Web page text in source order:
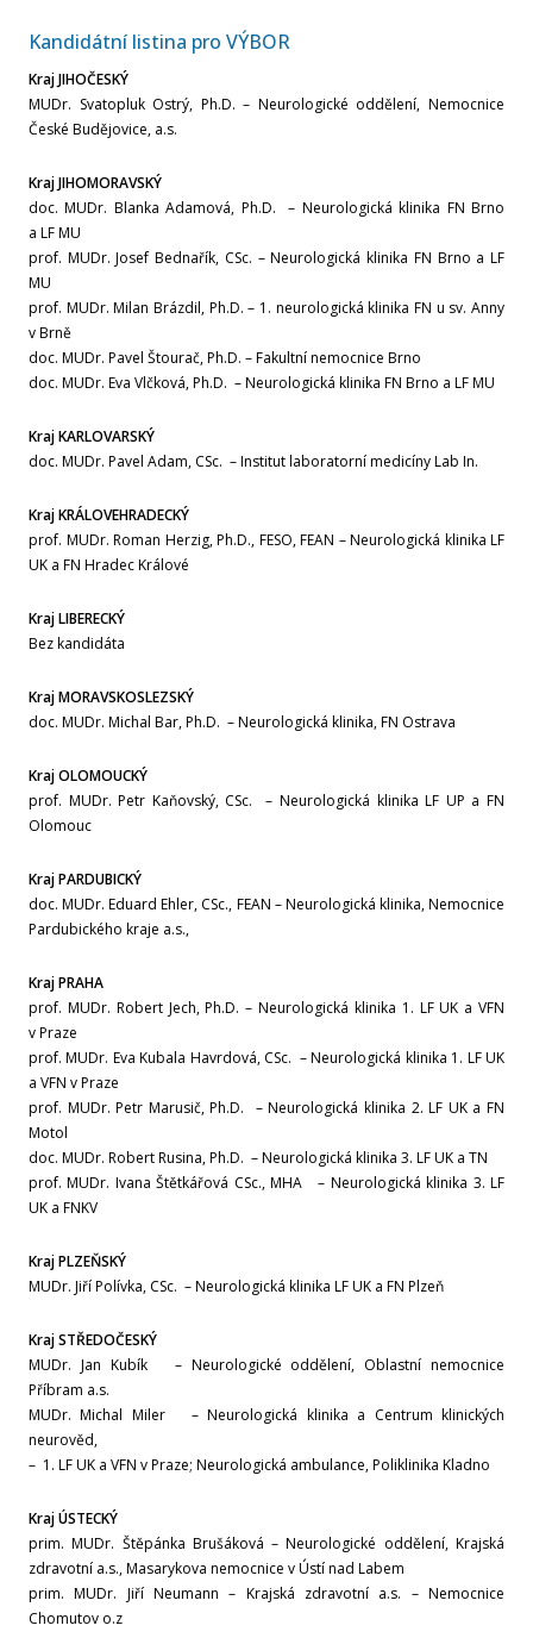
Říjen
Září
Červenec
Červen
Květen
Duben
Únor
Leden
Prosinec
Listopad
Září
Srpen
Červen
Květen
Duben
Březen
Únor
Rok 2023
Prosinec
Říjen
Září
Kandidátní listina pro VÝBOR
Kraj JIHOČESKÝ
MUDr. Svatopluk Ostrý, Ph.D. – Neurologické oddělení, Nemocnice
České Budějovice, a.s.
Kraj JIHOMORAVSKÝ
doc. MUDr. Blanka Adamová, Ph.D. – Neurologická klinika FN Brno
a LF MU
prof. MUDr. Josef Bednařík, CSc. – Neurologická klinika FN Brno a LF
MU
prof. MUDr. Milan Brázdil, Ph.D. – 1. neurologická klinika FN u sv. Anny
v Brně
doc. MUDr. Pavel Štourač, Ph.D. – Fakultní nemocnice Brno
doc. MUDr. Eva Vlčková, Ph.D. – Neurologická klinika FN Brno a LF MU
Kraj KARLOVARSKÝ
doc. MUDr. Pavel Adam, CSc. – Institut laboratorní medicíny Lab In.
Kraj KRÁLOVEHRADECKÝ
prof. MUDr. Roman Herzig, Ph.D., FESO, FEAN – Neurologická klinika LF
UK a FN Hradec Králové
Kraj LIBERECKÝ
Bez kandidáta
Kraj MORAVSKOSLEZSKÝ
doc. MUDr. Michal Bar, Ph.D. – Neurologická klinika, FN Ostrava
Kraj OLOMOUCKÝ
prof. MUDr. Petr Kaňovský, CSc. – Neurologická klinika LF UP a FN
Olomouc
Kraj PARDUBICKÝ
doc. MUDr. Eduard Ehler, CSc., FEAN – Neurologická klinika, Nemocnice
Pardubického kraje a.s.,
Kraj PRAHA
prof. MUDr. Robert Jech, Ph.D. – Neurologická klinika 1. LF UK a VFN
v Praze
prof. MUDr. Eva Kubala Havrdová, CSc. – Neurologická klinika 1. LF UK
a VFN v Praze
prof. MUDr. Petr Marusič, Ph.D. – Neurologická klinika 2. LF UK a FN
Motol
doc. MUDr. Robert Rusina, Ph.D. – Neurologická klinika 3. LF UK a TN
prof. MUDr. Ivana Štětkářová CSc., MHA – Neurologická klinika 3. LF
UK a FNKV
Kraj PLZEŇSKÝ
MUDr. Jiří Polívka, CSc. – Neurologická klinika LF UK a FN Plzeň
Kraj STŘEDOČESKÝ
MUDr. Jan Kubík – Neurologické oddělení, Oblastní nemocnice
Příbram a.s.
MUDr. Michal Miler – Neurologická klinika a Centrum klinických
neurověd,
– 1. LF UK a VFN v Praze; Neurologická ambulance, Poliklinika Kladno
Kraj ÚSTECKÝ
prim. MUDr. Štěpánka Brušáková – Neurologické oddělení, Krajská
zdravotní a.s., Masarykova nemocnice v Ústí nad Labem
prim. MUDr. Jiří Neumann – Krajská zdravotní a.s. – Nemocnice
Chomutov o.z